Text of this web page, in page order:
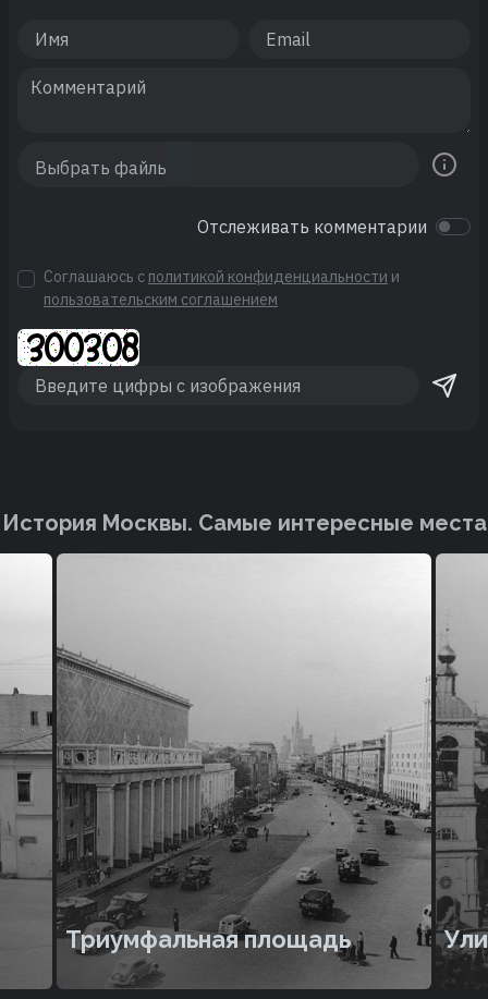
Отслеживать комментарии
Соглашаюсь с политикой конфиденциальности и
пользовательским соглашением
История Москвы. Cамые интересные места
Триумфальная площадь